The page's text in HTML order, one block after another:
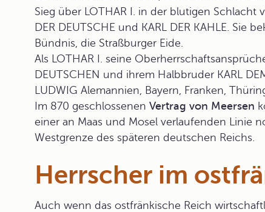
Sieg über LOTHAR I. in der blutigen Schlacht
DER DEUTSCHE und KARL DER KAHLE.
Bündnis, die Straßburger Eide.
Als LOTHAR I. seine
DEUTSCHEN und ihrem Halbbruder KARL
LUDWIG Alemannien, Bayern, Franken,
Im 870 geschlossenen Vertrag von Meersen
einer an Maas und Mosel verlaufenden Linie
Westgrenze des späteren deutschen Reichs.
Herrscher im
Auch wenn das ostfränkische Reich